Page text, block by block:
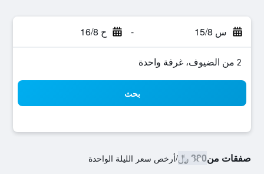
س 15/8 - ح 16/8
2 من الضيوف، غرفة واحدة
بحث
صفقات من380 ﷼ /أرخص سعر الليلة الواحدة